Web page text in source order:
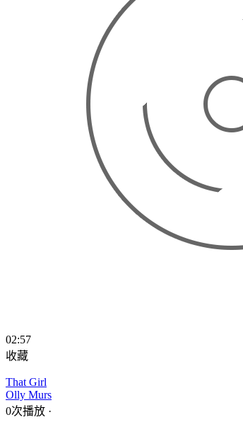
02:57
收藏
That Girl
Olly Murs
0次播放 ·